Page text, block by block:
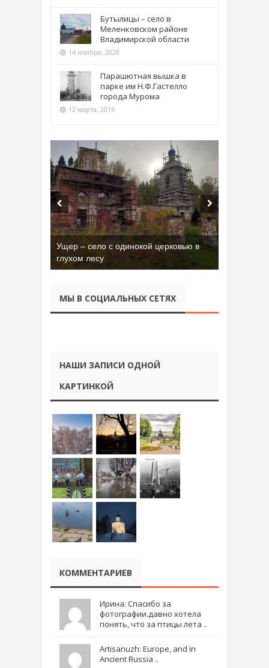
Бутылицы – село в
Меленковском районе
Владимирской области
14 ноября, 2020
Парашютная вышка в
парке им Н.Ф.Гастелло
города Мурома
12 марта, 2016
Ущер – село с одинокой церковью в
глухом лесу
МЫ В СОЦИАЛЬНЫХ СЕТЯХ
НАШИ ЗАПИСИ ОДНОЙ
КАРТИНКОЙ
КОММЕНТАРИЕВ
Ирина: Спасибо за
фотографии.давно хотела
понять, что за птицы лета ..
Artisanuzh: Europe, and in
Ancient Russia ..